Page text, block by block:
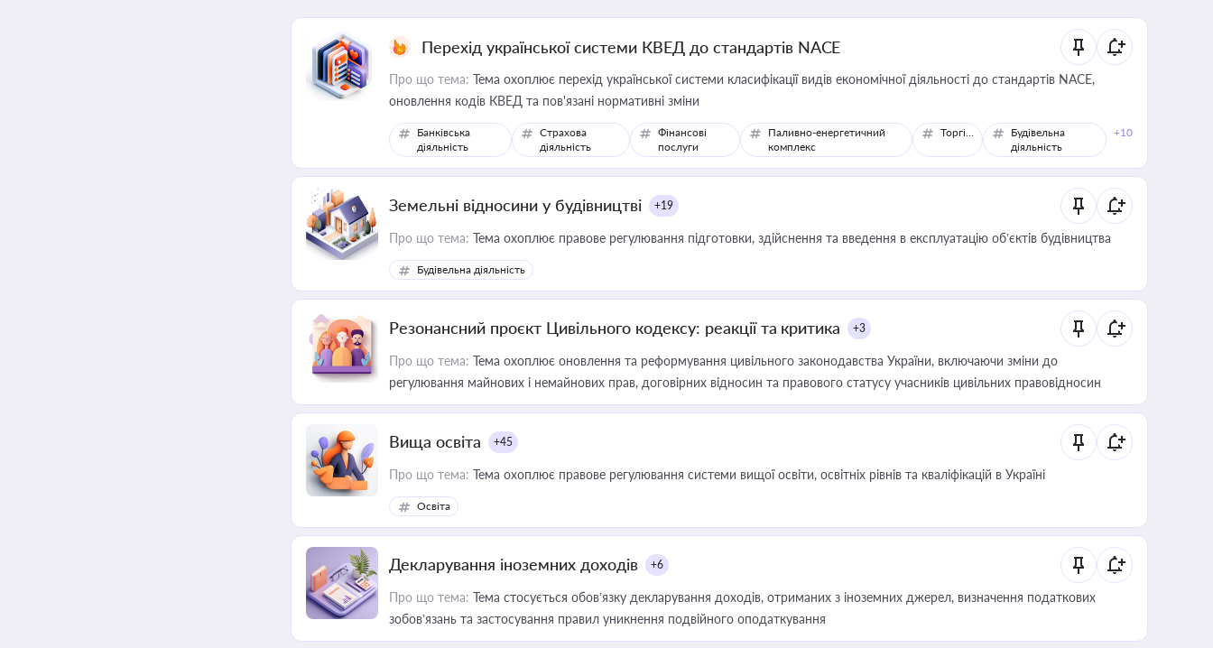
Перехід української системи КВЕД до стандартів NACE
Про що тема: Тема охоплює перехід української системи класифікації видів економічної діяльності до стандартів NACE,
оновлення кодів КВЕД та пов'язані нормативні зміни
Банківська
діяльність
Страхова
діяльність
Фінансові
послуги
Паливно-енергетичний
комплекс
Торгівля
Будівельна
діяльність
+10
Земельні відносини у будівництві +19
Про що тема: Тема охоплює правове регулювання підготовки, здійснення та введення в експлуатацію об’єктів будівництва
Будівельна діяльність
Резонансний проєкт Цивільного кодексу: реакції та критика +3
Про що тема: Тема охоплює оновлення та реформування цивільного законодавства України, включаючи зміни до
регулювання майнових і немайнових прав, договірних відносин та правового статусу учасників цивільних правовідносин
Вища освіта +45
Про що тема: Тема охоплює правове регулювання системи вищої освіти, освітніх рівнів та кваліфікацій в Україні
Освіта
Декларування іноземних доходів +6
Про що тема: Тема стосується обов’язку декларування доходів, отриманих з іноземних джерел, визначення податкових
зобов’язань та застосування правил уникнення подвійного оподаткування